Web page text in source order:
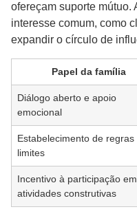
ofereçam suporte mútuo.
interesse comum, como
expandir o círculo de
Papel da família
Diálogo aberto e apoio
emocional
Estabelecimento de regras
limites
Incentivo à participação em
atividades construtivas